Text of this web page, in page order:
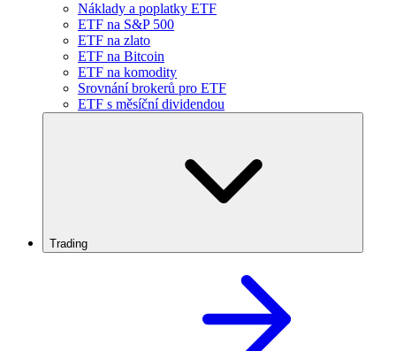
Náklady a poplatky ETF
ETF na S&P 500
ETF na zlato
ETF na Bitcoin
ETF na komodity
Srovnání brokerů pro ETF
ETF s měsíční dividendou
Trading